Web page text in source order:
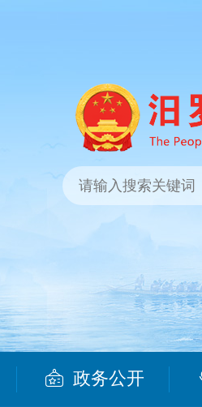
政务公开